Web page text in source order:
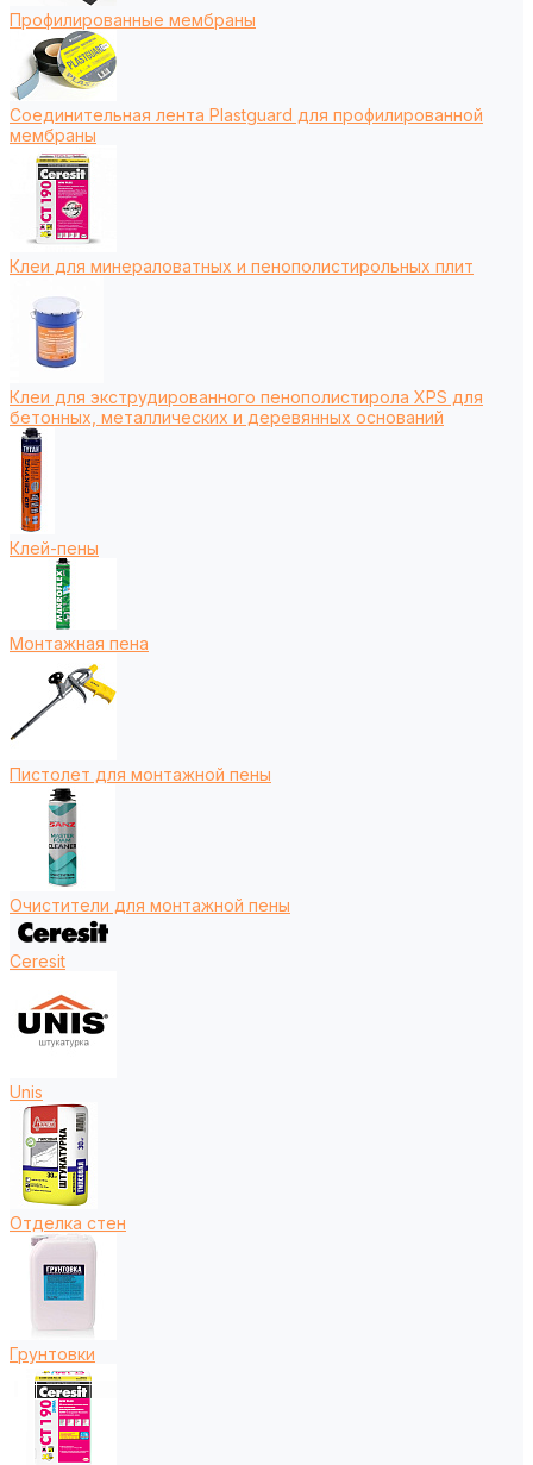
Профилированные мембраны
Соединительная лента Plastguard для профилированной
мембраны
Клеи для минераловатных и пенополистирольных плит
Клеи для экструдированного пенополистирола XPS для
бетонных, металлических и деревянных оснований
Клей-пены
Монтажная пена
Пистолет для монтажной пены
Очистители для монтажной пены
Ceresit
Unis
Отделка стен
Грунтовки